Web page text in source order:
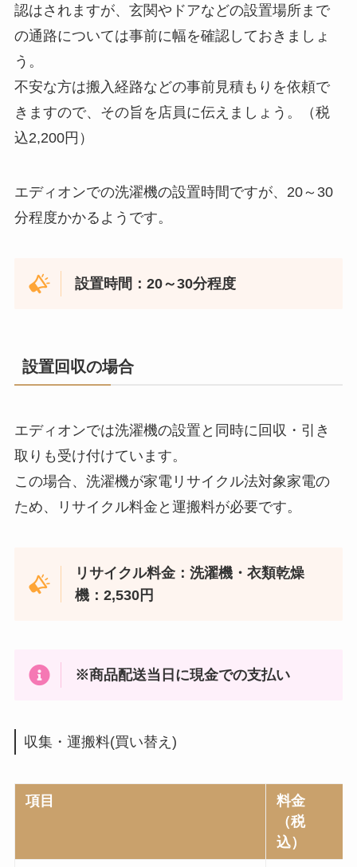
認はされますが、玄関やドアなどの設置場所まで
の通路については事前に幅を確認しておきましょ
う。
不安な方は搬入経路などの事前見積もりを依頼で
きますので、その旨を店員に伝えましょう。（税
込2,200円）
エディオンでの洗濯機の設置時間ですが、20～30
分程度かかるようです。
設置時間：20～30分程度
設置回収の場合
エディオンでは洗濯機の設置と同時に回収・引き
取りも受け付けています。
この場合、洗濯機が家電リサイクル法対象家電の
ため、リサイクル料金と運搬料が必要です。
リサイクル料金：洗濯機・衣類乾燥
機：2,530円
※商品配送当日に現金での支払い
収集・運搬料(買い替え)
項目
料金
（税
込）